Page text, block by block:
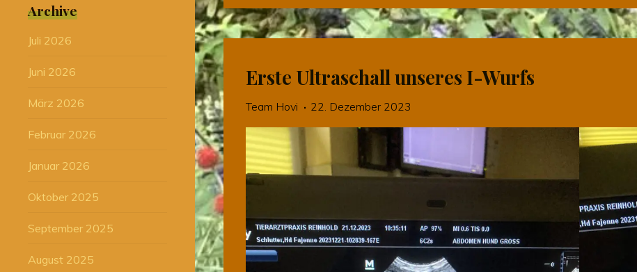
Erste Ultraschall unseres I-Wurfs
Team Hovi 22. Dezember 2023
Archive
Juli 2026
Juni 2026
März 2026
Februar 2026
Januar 2026
Oktober 2025
September 2025
August 2025